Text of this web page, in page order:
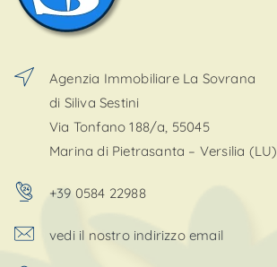
Agenzia Immobiliare La Sovrana
di Siliva Sestini
Via Tonfano 188/a, 55045
Marina di Pietrasanta – Versilia (LU)
+39 0584 22988
vedi il nostro indirizzo email